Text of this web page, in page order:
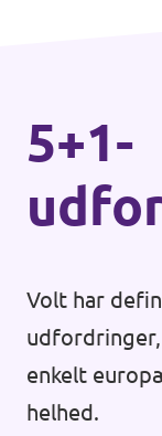
5+1-
Volt har
enkelt
helhed.